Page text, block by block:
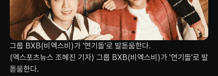
그룹 BXB(비엑스비)가 '연기돌'로 발돋움한다.
(엑스포츠뉴스 조혜진 기자) 그룹 BXB(비엑스비)가 '연기돌'로 발
돋움한다.